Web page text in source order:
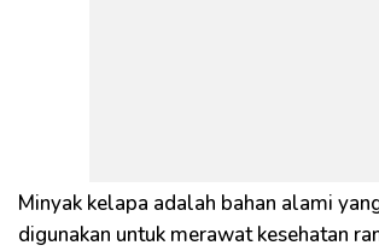
Minyak kelapa adalah bahan alami
digunakan untuk merawat kesehatan